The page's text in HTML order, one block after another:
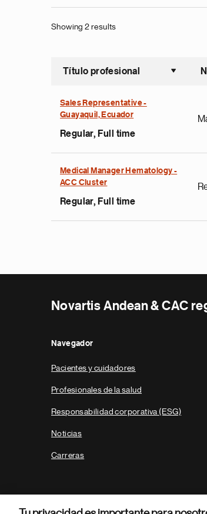
Showing 2 results
Título profesional
Sales Representative -
Guayaquil, Ecuador
Regular, Full time
Medical Manager Hematology -
ACC Cluster
Regular, Full time
Novartis Andean & CAC
Navegador
Pacientes y cuidadores
Profesionales de la salud
Responsabilidad corporativa (ESG)
Noticias
Carreras